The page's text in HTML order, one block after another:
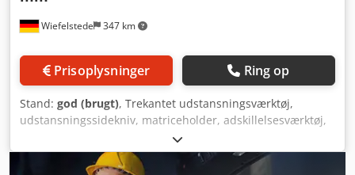
Wiefelstede 347 km
Prisoplysninger Ring op
Stand: god (brugt), Trekantet udstansningsværktøj,
udstansningssidekniv, matriceholder, adskillelsesværktøj,
stanseværktøj, stans, stansmatrice,
hjørneudstansningsstempel, stansstempel, firkantet
udstansningsstempel, udstansningsstempel,